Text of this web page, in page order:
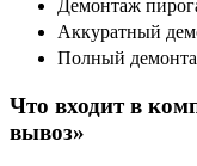
Демонтаж
Аккуратный
Полный
Что входит в
вывоз»